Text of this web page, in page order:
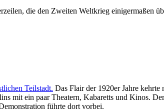
die den Zweiten Weltkrieg einigermaßen
Teilstadt. Das Flair der 1920er Jahre
mit ein paar Theatern, Kabaretts und Kinos.
führte dort vorbei.